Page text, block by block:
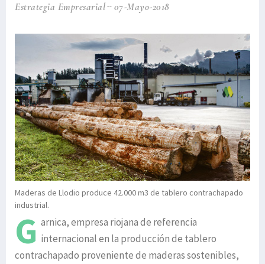
Estrategia Empresarial 07-Mayo-2018
Maderas de Llodio produce 42.000 m3 de tablero contrachapado
industrial.
G arnica, empresa riojana de referencia
internacional en la producción de tablero
contrachapado proveniente de maderas sostenibles,